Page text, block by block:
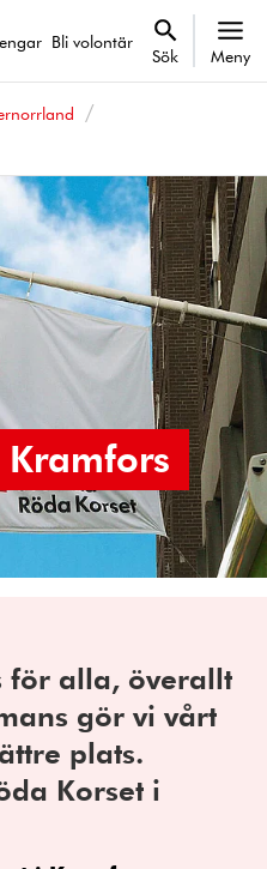
Bli volontär
Sök Meny
Kramfors
för alla, överallt
gör vi vårt
plats.
Korset i